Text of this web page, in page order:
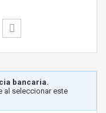
bancaria.
al seleccionar este